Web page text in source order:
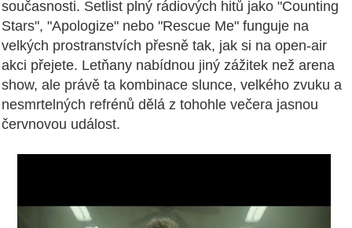
současnosti. Setlist plný rádiových hitů jako "Counting
Stars", "Apologize" nebo "Rescue Me" funguje na
velkých prostranstvích přesně tak, jak si na open-air
akci přejete. Letňany nabídnou jiný zážitek než arena
show, ale právě ta kombinace slunce, velkého zvuku a
nesmrtelných refrénů dělá z tohohle večera jasnou
červnovou událost.